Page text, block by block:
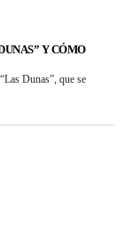
Y CÓMO
Dunas”, que se